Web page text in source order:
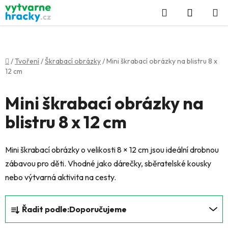
Přejít
na
obsah
Hledat
KOŠÍK
Domů
/Tvoření/Škrabací obrázky/Mini škrabací obrázky na blistru 8 x
12 cm
Mini škrabací obrázky na
blistru 8 x 12 cm
Mini škrabací obrázky o velikosti 8 × 12 cm jsou ideální drobnou
zábavou pro děti. Vhodné jako dárečky, sběratelské kousky
nebo výtvarná aktivita na cesty.
a
Řadit podle:Doporučujeme